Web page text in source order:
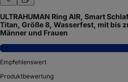
ULTRAHUMAN Ring AIR, Smart
Titan, Größe 8, Wasserfest, mit bis
Männer und Frauen
7,4
Empfehlenswert
Produktbewertung